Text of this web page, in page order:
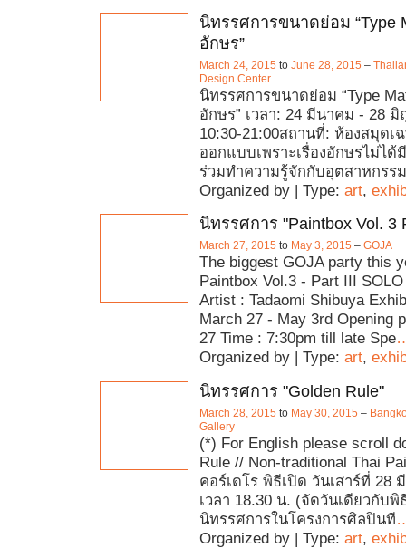
นิทรรศการขนาดย่อม “Type
อักษร”
March 24, 2015 to June 28, 2015 –
Design Center
นิทรรศการขนาดย่อม “Type
อักษร” เวลา: 24 มีนาคม - 28 มิ
10:30-21:00สถานที่: ห้องสมุดเ
ออกแบบเพราะเรื่องอักษรไม่ไ
ร่วมทำความรู้จักกับอุตสาหกรร
Organized by | Type: art,
นิทรรศการ "Paintbox Vol. 3
March 27, 2015 to May 3, 2015 – GOJA
The biggest GOJA party this
Paintbox Vol.3 - Part III
Artist : Tadaomi Shibuya
March 27 - May 3rd Opening
27 Time : 7:30pm till late Spe
Organized by | Type: art,
นิทรรศการ "Golden Rule"
March 28, 2015 to May 30, 2015 –
Gallery
(*) For English please scroll
Rule // Non-traditional Thai
คอร์เดโร พิธีเปิด วันเสาร์ที่ 28
เวลา 18.30 น. (จัดวันเดียวกับพิ
นิทรรศการในโครงการศิลปินที
Organized by | Type: art,